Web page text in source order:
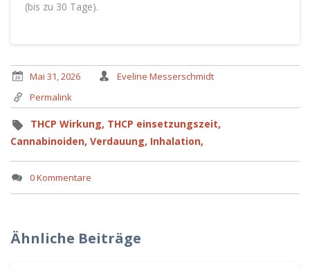
(bis zu 30 Tage).
Mai 31, 2026
Eveline Messerschmidt
Permalink
THCP Wirkung, THCP einsetzungszeit,
Cannabinoiden, Verdauung, Inhalation,
0 Kommentare
Ähnliche Beiträge